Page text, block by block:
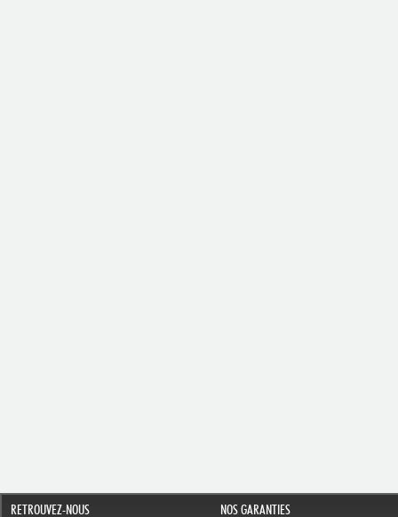
RETROUVEZ-NOUS NOS GARANTIES